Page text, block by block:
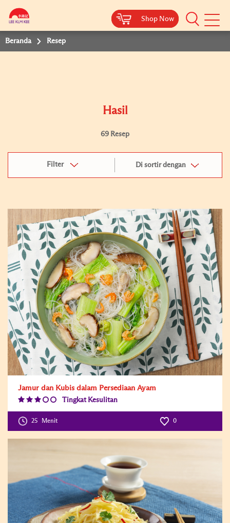
Shop Now
Shop Now
Beranda Resep
Hasil
69 Resep
Filter Di sortir dengan
Jamur dan Kubis dalam Persediaan Ayam
Tingkat Kesulitan
25 Menit 0